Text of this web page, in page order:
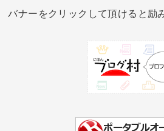
バナーをクリックして頂けると励